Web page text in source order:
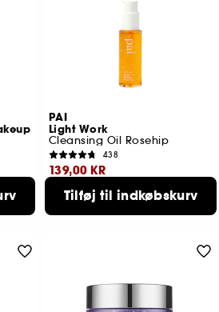
PAI
Light Work
Cleansing Oil Rosehip
438
139,00 KR
Laveste pris : 169,00 KR
Tilføj til indkøbskurv